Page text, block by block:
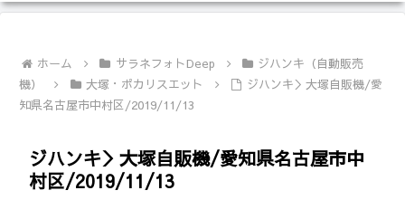
ホーム サラネフォトDeep
ジハンキ（自動販売
機）
大塚・ポカリスエット
ジハンキ＞大塚自販機/愛
知県名古屋市中村区/2019/11/13
ジハンキ＞大塚自販機/愛知県名古屋市中
村区/2019/11/13